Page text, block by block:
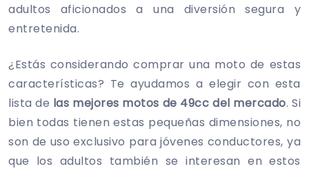
adultos aficionados a una diversión segura y
entretenida.
¿Estás considerando comprar una moto de estas
características? Te ayudamos a elegir con esta
lista de las mejores motos de 49cc del mercado. Si
bien todas tienen estas pequeñas dimensiones, no
son de uso exclusivo para jóvenes conductores, ya
que los adultos también se interesan en estos